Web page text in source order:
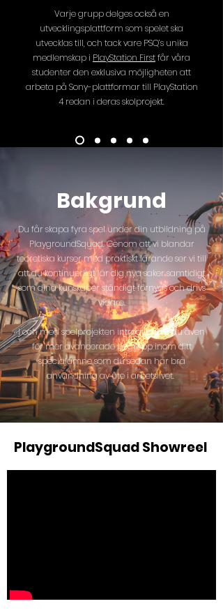
Varje grupp delges också en
utvecklingsplattform som spelet ska
utvecklas till, och tack vare PSQ’s unika
medlemskap i PlayStation Firstfår våra
studenter den exklusiva möjligheten att
arbeta på Sony-plattformar till PlayStation
4 redan i deras skolprojekt.
Bakgrund
Du får skapa fyra spel under din utbildning på
PlaygroundSquad. Genom att vi blandar
teoretiska kurser med praktiskt lärande ser vi till
att du kontinuerligt lär dig nya saker samtidigt
som dina kunskaper ständigt förnyas och drivs
vidare.
I och med spelprojekten introduceras du även
för mer avancerade begrepp inom ditt
specialämne som du sedan har bra
användning av ute i arbetslivet.
PlaygroundSquad Showreel